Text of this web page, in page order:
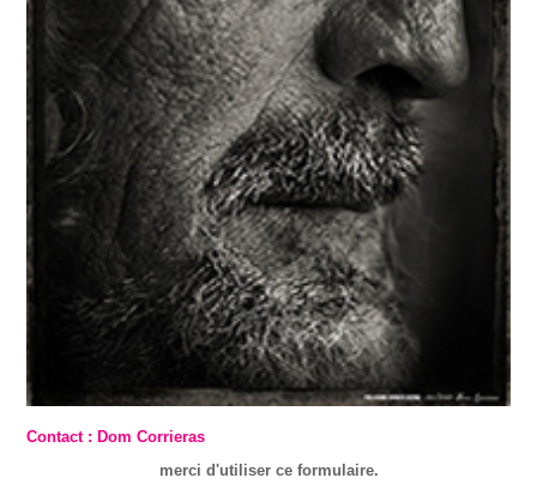
Contact : Dom Corrieras
merci d'utiliser ce formulaire.